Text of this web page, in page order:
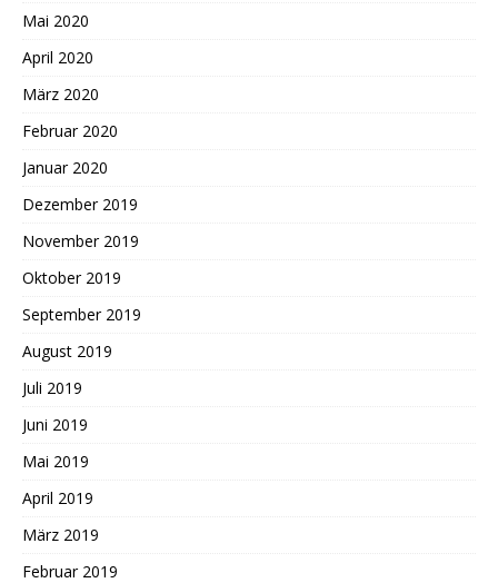
Mai 2020
April 2020
März 2020
Februar 2020
Januar 2020
Dezember 2019
November 2019
Oktober 2019
September 2019
August 2019
Juli 2019
Juni 2019
Mai 2019
April 2019
März 2019
Februar 2019